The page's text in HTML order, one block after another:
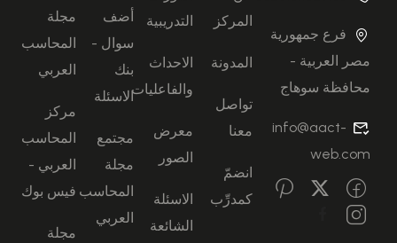
فرع جمهورية
مصر العربية -
محافظة سوهاج
info@aact-
web.com
المركز
المدونة
تواصل
معنا
انضمّ
كمدرِّب
التدريبية
الاحداث
والفاعليات
معرض
الصور
الاسئلة
الشائعة
أضف
سوال -
بنك
الاسئلة
مجتمع
مجلة
المحاسب
العربي
مجلة
المحاسب
العربي
مركز
المحاسب
العربي -
فيس بوك
مجلة